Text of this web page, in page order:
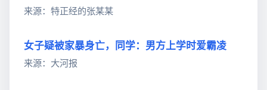
来源：特正经的张某某
女子疑被家暴身亡，同学：男方上学时爱霸凌
来源：大河报